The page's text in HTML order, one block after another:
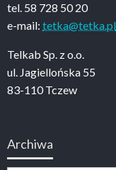
tel. 58 728 50 20
e-mail: tetka@tetka.pl
Telkab Sp. z o.o.
ul. Jagiellońska 55
83-110 Tczew
Archiwa